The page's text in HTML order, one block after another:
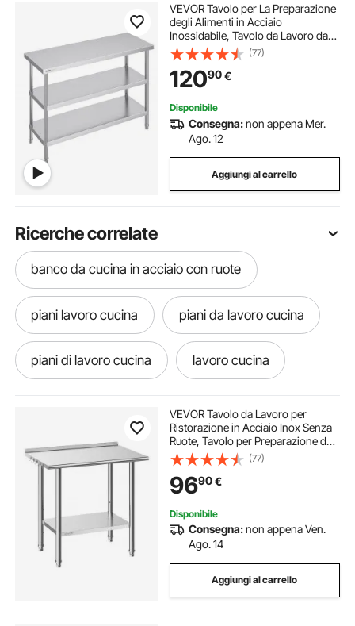
VEVOR Tavolo per La Preparazione
degli Alimenti in Acciaio
Inossidabile, Tavolo da Lavoro da
Cucina Commerciale 457 x 1219 x
864 mm 2 Ripiani Inferiori
Regolabili, per Barbecue, Cucina,
Casa, Garage
(77)
12090€
Disponibile
Consegna:non appena Mer.
Ago. 12
Aggiungi al carrello
Ricerche correlate
banco da cucina in acciaio con ruote
piani lavoro cucina piani da lavoro cucina
piani di lavoro cucina lavoro cucina
piano di lavoro per cucine
banco da lavoro cucina con ruote
piano di lavoro cucina in acciaio
piani da lavoro cucina in acciaio
VEVOR Tavolo da Lavoro per
Ristorazione in Acciaio Inox Senza
Ruote, Tavolo per Preparazione da
Cucina 915 x 610 x 894 mm
Alzatina, Banco Cucina Ripiano
Sotto Portaoggetti 227 kg,
Ristorante, Hotel
(77)
9690€
Disponibile
Consegna:non appena Ven.
Ago. 14
Aggiungi al carrello